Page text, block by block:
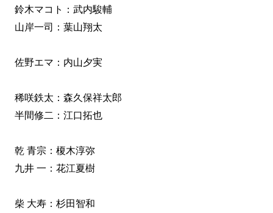
鈴木マコト：武内駿輔
山岸一司：葉山翔太
佐野エマ：内山夕実
稀咲鉄太：森久保祥太郎
半間修二：江口拓也
乾 青宗：榎木淳弥
九井 一：花江夏樹
柴 大寿：杉田智和